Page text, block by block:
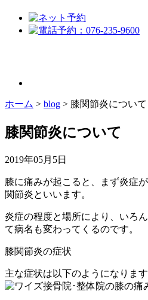
ホーム > blog > 膝関節炎について
膝関節炎について
2019年05月5日
膝に痛みが起こると、まず炎症
関節炎といいます。
炎症の程度と場所により、いろ
て病名も変わってくるのです。
膝関節炎の症状
主な症状は以下のようになります